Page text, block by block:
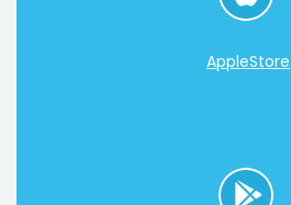
AppleStore